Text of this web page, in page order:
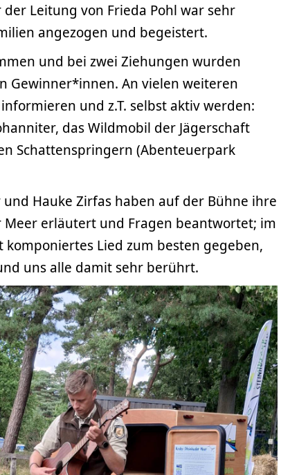
Leitung von Frieda Pohl war sehr
angezogen und begeistert.
und bei zwei Ziehungen wurden
Gewinner*innen. An vielen weiteren
und z.T. selbst aktiv werden:
das Wildmobil der Jägerschaft
Schattenspringern (Abenteuerpark
Hauke Zirfas haben auf der Bühne ihre
erläutert und Fragen beantwortet; im
komponiertes Lied zum besten gegeben,
uns alle damit sehr berührt.